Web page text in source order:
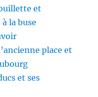
et
la buse
place et
et ses